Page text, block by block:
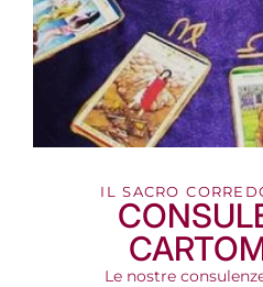
IL SACRO
Le nostre